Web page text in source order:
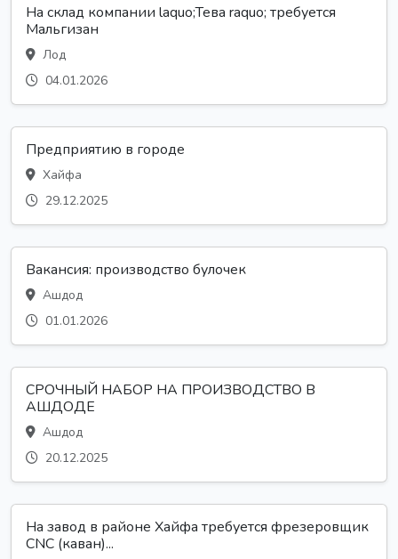
На склад компании laquo;Тева raquo; требуется
Мальгизан
Лод
04.01.2026
Предприятию в городе
Хайфа
29.12.2025
Вакансия: производство булочек
Ашдод
01.01.2026
СРОЧНЫЙ НАБОР НА ПРОИЗВОДСТВО В
АШДОДЕ
Ашдод
20.12.2025
На завод в районе Хайфа требуется фрезеровщик
CNC (каван)...